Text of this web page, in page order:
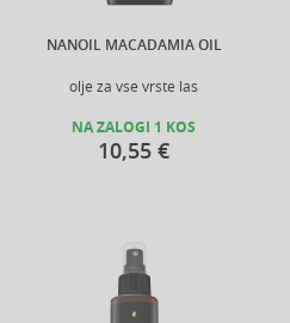
NANOIL MACADAMIA OIL
olje za vse vrste las
NA ZALOGI 1 KOS
10,55 €